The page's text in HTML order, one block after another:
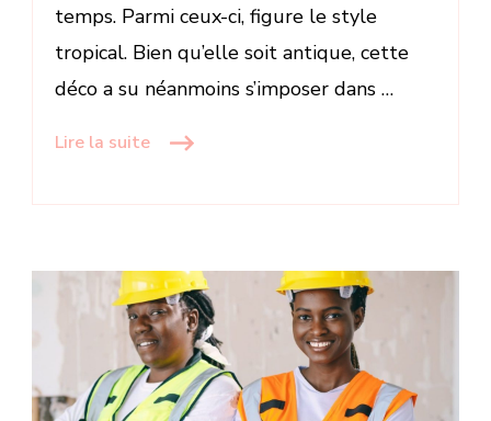
temps. Parmi ceux-ci, figure le style
tropical. Bien qu’elle soit antique, cette
déco a su néanmoins s’imposer dans …
Lire la suite